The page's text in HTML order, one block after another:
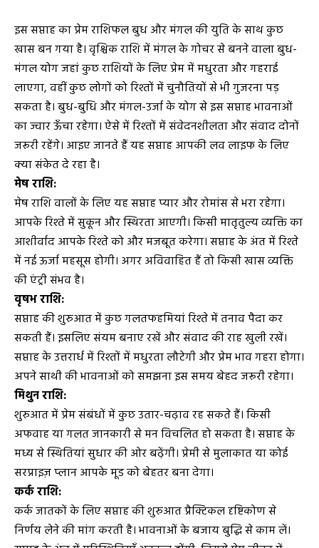
इस सप्ताह का प्रेम राशिफल बुध और मंगल की युति के साथ कुछ
खास बन गया है। वृश्चिक राशि में मंगल के गोचर से बनने वाला बुध-
मंगल योग जहां कुछ राशियों के लिए प्रेम में मधुरता और गहराई
लाएगा, वहीं कुछ लोगों को रिश्तों में चुनौतियों से भी गुजरना पड़
सकता है। बुध-बुधि और मंगल-उर्जा के योग से इस सप्ताह भावनाओं
का ज्वार ऊँचा रहेगा। ऐसे में रिश्तों में संवेदनशीलता और संवाद दोनों
जरूरी रहेंगे। आइए जानते हैं यह सप्ताह आपकी लव लाइफ के लिए
क्या संकेत दे रहा है।
मेष राशि:
मेष राशि वालों के लिए यह सप्ताह प्यार और रोमांस से भरा रहेगा।
आपके रिश्ते में सुकून और स्थिरता आएगी। किसी मातृतुल्य व्यक्ति का
आशीर्वाद आपके रिश्ते को और मजबूत करेगा। सप्ताह के अंत में रिश्ते
में नई ऊर्जा महसूस होगी। अगर अविवाहित हैं तो किसी खास व्यक्ति
की एंट्री संभव है।
वृषभ राशि:
सप्ताह की शुरुआत में कुछ गलतफहमियां रिश्ते में तनाव पैदा कर
सकती हैं। इसलिए संयम बनाए रखें और संवाद की राह खुली रखें।
सप्ताह के उत्तरार्ध में रिश्तों में मधुरता लौटेगी और प्रेम भाव गहरा होगा।
अपने साथी की भावनाओं को समझना इस समय बेहद जरूरी रहेगा।
मिथुन राशि:
शुरुआत में प्रेम संबंधों में कुछ उतार-चढ़ाव रह सकते हैं। किसी
अफवाह या गलत जानकारी से मन विचलित हो सकता है। सप्ताह के
मध्य से स्थितियां सुधार की ओर बढ़ेंगी। प्रेमी से मुलाकात या कोई
सरप्राइज़ प्लान आपके मूड को बेहतर बना देगा।
कर्क राशि:
कर्क जातकों के लिए सप्ताह की शुरुआत प्रैक्टिकल दृष्टिकोण से
निर्णय लेने की मांग करती है। भावनाओं के बजाय बुद्धि से काम लें।